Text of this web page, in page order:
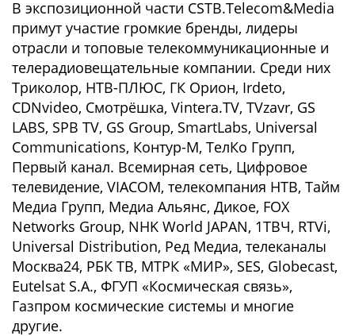
В экспозиционной части CSTB.Telecom&Media
примут участие громкие бренды, лидеры
отрасли и топовые телекоммуникационные и
телерадиовещательные компании. Среди них
Триколор, НТВ-ПЛЮС, ГК Орион, Irdeto,
CDNvideo, Смотрёшка, Vintera.TV, TVzavr, GS
LABS, SPB TV, GS Group, SmartLabs, Universal
Communications, Контур-М, ТелКо Групп,
Первый канал. Всемирная сеть, Цифровое
телевидение, VIACOM, телекомпания НТВ, Тайм
Медиа Групп, Медиа Альянс, Дикое, FOX
Networks Group, NHK World JAPAN, 1ТВЧ, RTVi,
Universal Distribution, Ред Медиа, телеканалы
Москва24, РБК ТВ, МТРК «МИР», SES, Globecast,
Eutelsat S.A., ФГУП «Космическая связь»,
Газпром космические системы и многие
другие.